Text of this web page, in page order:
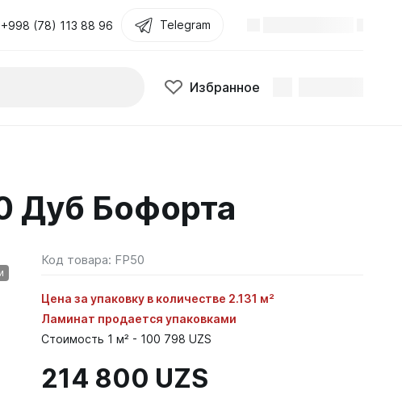
+998 (78) 113 88 96 Telegram
Избранное
Дуб Бофорта
Код товара: FP50
Цена за упаковку в количестве 2.131 м²
Ламинат продается упаковками
Стоимость 1 м² - 100 798 UZS
214 800 UZS